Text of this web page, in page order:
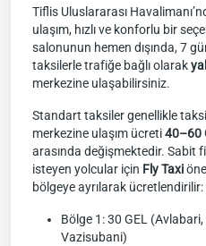
Tiflis Uluslararası
ulaşım, hızlı ve konforlu bir
salonunun hemen dışında, 7
taksilerle trafiğe bağlı olarak
merkezine ulaşabilirsiniz.
Standart taksiler genellikle
merkezine ulaşım ücreti40–60
arasında değişmektedir. Sabit
isteyen yolcular için Fly Taxi
bölgeye ayrılarak ücretlendirilir:
Bölge 1: 30 GEL
Vazisubani)